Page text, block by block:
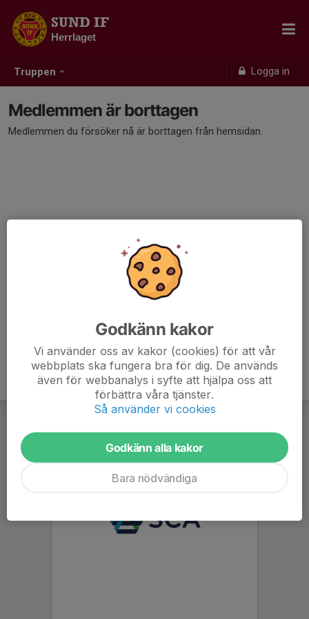
Truppen Logga in
SUND IF
Herrlaget
Medlemmen är borttagen
Medlemmen du försöker nå är borttagen från hemsidan.
Godkänn kakor
Vi använder oss av kakor (cookies) för att vår
webbplats ska fungera bra för dig. De används
även för webbanalys i syfte att hjälpa oss att
förbättra våra tjänster.
Så använder vi cookies
Godkänn alla kakor
Bara nödvändiga